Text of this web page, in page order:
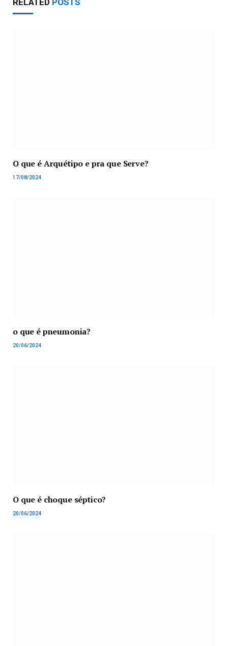
RELATED POSTS
O que é Arquétipo e pra que Serve?
17/08/2024
o que é pneumonia?
20/06/2024
O que é choque séptico?
20/06/2024